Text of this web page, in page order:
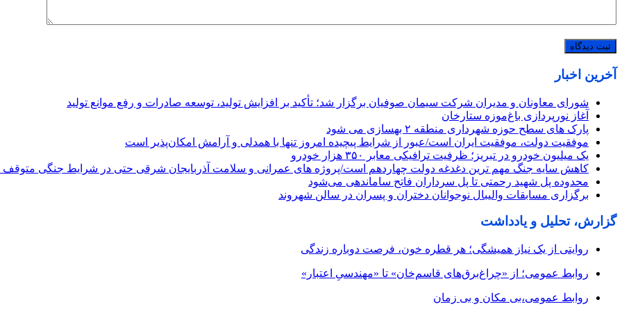
آخرین اخبار
شورای معاونان و مدیران شرکت سیمان صوفیان برگزار شد؛ تأکید بر افزایش تولید، توسعه صادرات و رفع موانع تولید
آغاز نورپردازی باغ‌موزه ستارخان
پارک های سطح حوزه شهرداری منطقه ۲ بهسازی می شود
موفقیت دولت، موفقیت ایران است/عبور از شرایط پیچیده امروز تنها با همدلی و آرامش امکان‌پذیر است
یک میلیون خودرو در تبریز؛ ظرفیت ترافیکی معابر ۳۵۰ هزار خودرو
کاهش سایه جنگ مهم ‌ترین دغدغه دولت چهاردهم است/پروژه ‌های عمرانی و سلامت آذربایجان شرقی حتی در شرایط جنگی متوقف
محدوده پل شهید رحمتی تا پل سرداران فاتح ساماندهی می‌شود
برگزاری مسابقات والیبال نوجوانان دختران و پسران در سالن شهروند
گزارش، تحلیل و یادداشت
روایتی از یک نیاز همیشگی؛ هر قطره خون، فرصت دوباره زندگی
روابط عمومی؛ از «چراغ‌برق‌های قاسم‌خان» تا «مهندسیِ اعتبار»
روابط عمومی،بی مکان و بی زمان